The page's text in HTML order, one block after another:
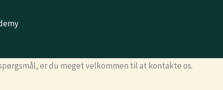
er du meget velkommen til at kontakte os.